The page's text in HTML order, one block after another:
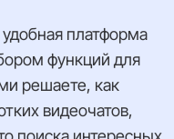
платформа
функций для
решаете, как
видеочатов,